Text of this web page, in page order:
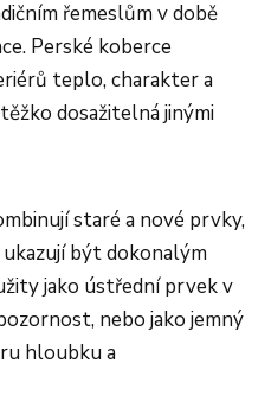
řemeslům v době
Perské koberce
teplo, charakter a
dosažitelná jinými
staré a nové prvky,
být dokonalým
jako ústřední prvek v
nebo jako jemný
hloubku a